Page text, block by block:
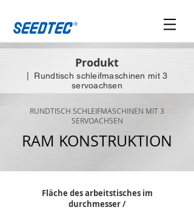
Produkt
| Rundtisch schleifmaschinen mit 3
servoachsen
RUNDTISCH SCHLEIFMASCHINEN MIT 3
SERVOACHSEN
RAM KONSTRUKTION
Fläche des arbeitstisches im
durchmesser /